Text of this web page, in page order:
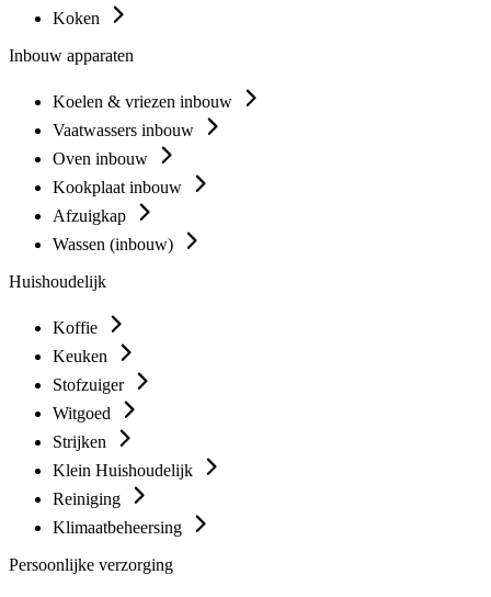
Koken
Inbouw apparaten
Koelen & vriezen inbouw
Vaatwassers inbouw
Oven inbouw
Kookplaat inbouw
Afzuigkap
Wassen (inbouw)
Huishoudelijk
Koffie
Keuken
Stofzuiger
Witgoed
Strijken
Klein Huishoudelijk
Reiniging
Klimaatbeheersing
Persoonlijke verzorging